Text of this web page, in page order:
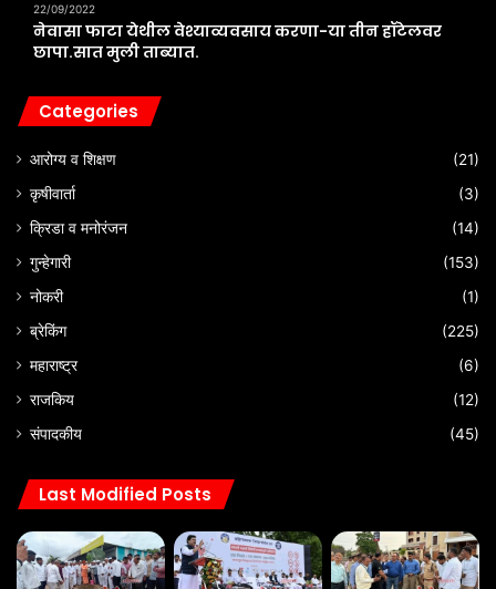
22/09/2022
नेवासा फाटा येथील वेश्याव्यवसाय करणा-या तीन हॉटेलवर
छापा.सात मुली ताब्यात.
Categories
आरोग्य व शिक्षण
(21)
कृषीवार्ता
(3)
क्रिडा व मनोरंजन
(14)
गुन्हेगारी
(153)
नोकरी
(1)
ब्रेकिंग
(225)
महाराष्ट्र
(6)
राजकिय
(12)
संपादकीय
(45)
Last Modified Posts